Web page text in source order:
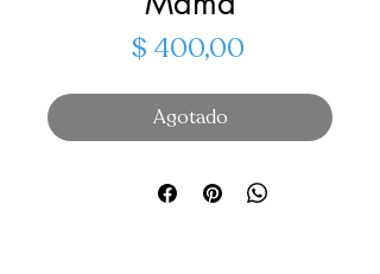
$ 400,00Precio
Agotado